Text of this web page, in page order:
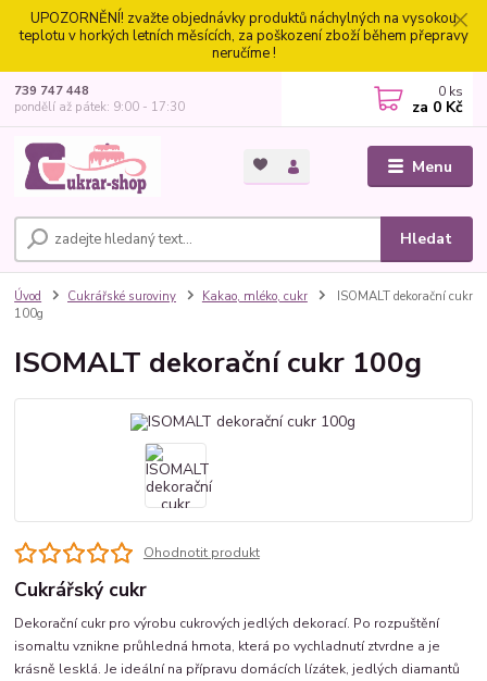
UPOZORNĚNÍ! zvažte objednávky produktů náchylných na vysokou
teplotu v horkých letních měsících, za poškození zboží během přepravy
neručíme !
Menu
Hledat
739 747 448
pondělí až pátek: 9:00 - 17:30
0 ks
za 0 Kč
Úvod Cukrářské suroviny Kakao, mléko, cukr
ISOMALT dekorační cukr
100g
ISOMALT dekorační cukr 100g
Ohodnotit produkt
Cukrářský cukr
Dekorační cukr pro výrobu cukrových jedlých dekorací. Po rozpuštění
isomaltu vznikne průhledná hmota, která po vychladnutí ztvrdne a je
krásně lesklá. Je ideální na přípravu domácích lízátek, jedlých diamantů